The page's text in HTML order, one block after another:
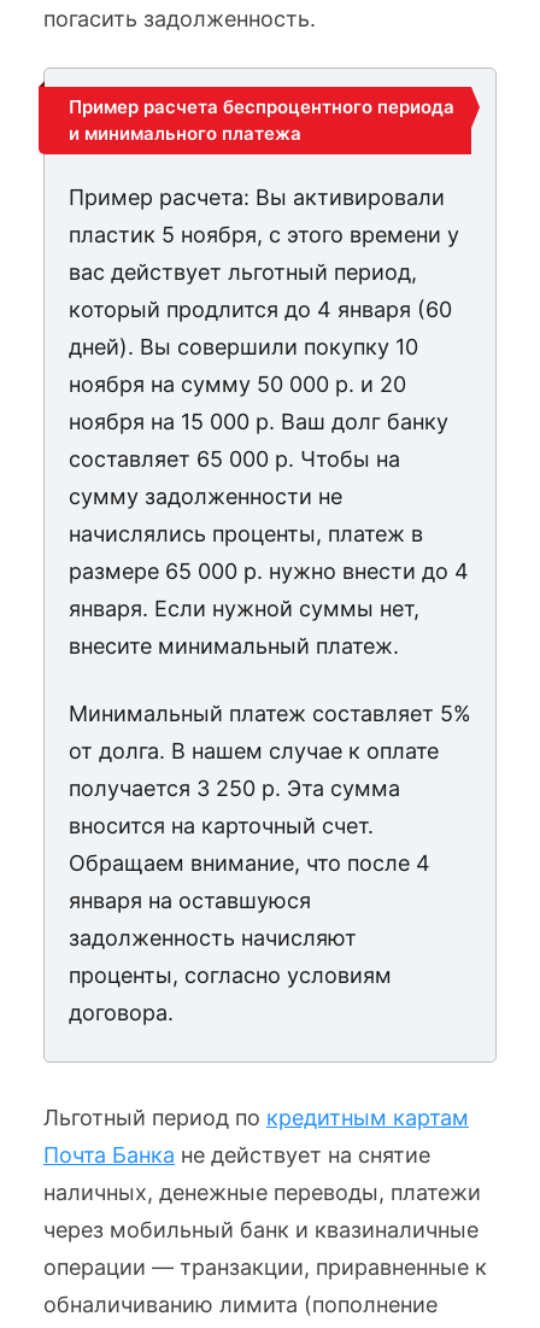
погасить задолженность.
Пример расчета беспроцентного периода
и минимального платежа
Пример расчета: Вы активировали
пластик 5 ноября, с этого времени у
вас действует льготный период,
который продлится до 4 января (60
дней). Вы совершили покупку 10
ноября на сумму 50 000 р. и 20
ноября на 15 000 р. Ваш долг банку
составляет 65 000 р. Чтобы на
сумму задолженности не
начислялись проценты, платеж в
размере 65 000 р. нужно внести до 4
января. Если нужной суммы нет,
внесите минимальный платеж.
Минимальный платеж составляет 5%
от долга. В нашем случае к оплате
получается 3 250 р. Эта сумма
вносится на карточный счет.
Обращаем внимание, что после 4
января на оставшуюся
задолженность начисляют
проценты, согласно условиям
договора.
Льготный период по кредитным картам
Почта Банка не действует на снятие
наличных, денежные переводы, платежи
через мобильный банк и квазиналичные
операции — транзакции, приравненные к
обналичиванию лимита (пополнение